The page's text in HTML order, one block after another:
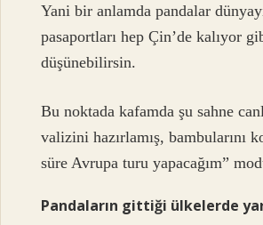
Yani bir anlamda pandalar
pasaportları hep Çin’de kalıyor
düşünebilirsin.
Bu noktada kafamda şu sahne
valizini hazırlamış, bambularını
süre Avrupa turu yapacağım”
Pandaların gittiği ülkelerde